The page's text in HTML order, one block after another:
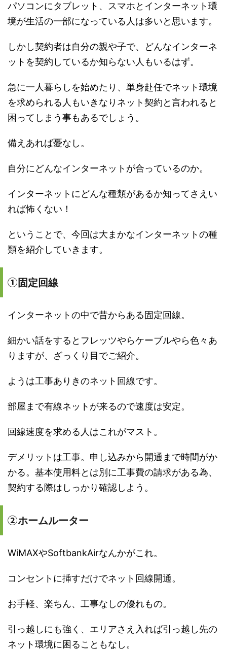
パソコンにタブレット、スマホとインターネット環
境が生活の一部になっている人は多いと思います。
しかし契約者は自分の親や子で、どんなインターネ
ットを契約しているか知らない人もいるはず。
急に一人暮らしを始めたり、単身赴任でネット環境
を求められる人もいきなりネット契約と言われると
困ってしまう事もあるでしょう。
備えあれば憂なし。
自分にどんなインターネットが合っているのか。
インターネットにどんな種類があるか知ってさえい
れば怖くない！
ということで、今回は大まかなインターネットの種
類を紹介していきます。
①固定回線
インターネットの中で昔からある固定回線。
細かい話をするとフレッツやらケーブルやら色々あ
りますが、ざっくり目でご紹介。
ようは工事ありきのネット回線です。
部屋まで有線ネットが来るので速度は安定。
回線速度を求める人はこれがマスト。
デメリットは工事。申し込みから開通まで時間がか
かる。基本使用料とは別に工事費の請求がある為、
契約する際はしっかり確認しよう。
②ホームルーター
WiMAXやSoftbankAirなんかがこれ。
コンセントに挿すだけでネット回線開通。
お手軽、楽ちん、工事なしの優れもの。
引っ越しにも強く、エリアさえ入れば引っ越し先の
ネット環境に困ることもなし。